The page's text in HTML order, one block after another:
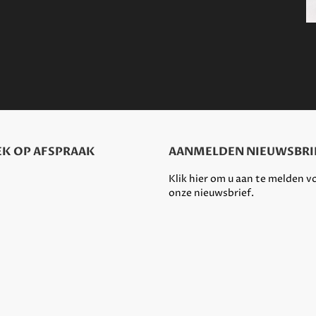
OP AFSPRAAK AANMELDEN
Klik hier om u aan te melden
onze nieuwsbrief.